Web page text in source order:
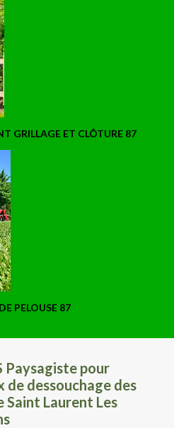
GRILLAGE ET CLÔTURE 87
PELOUSE 87
Paysagiste pour
dessouchage des
Saint Laurent Les